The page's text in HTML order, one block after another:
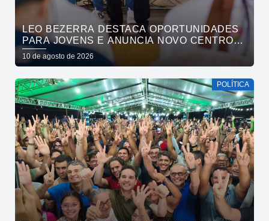
LEO BEZERRA DESTACA OPORTUNIDADES
PARA JOVENS E ANUNCIA NOVO CENTRO
DE REFERÊNCIA DA JUVENTUDE
10 de agosto de 2026
POLÍTICA